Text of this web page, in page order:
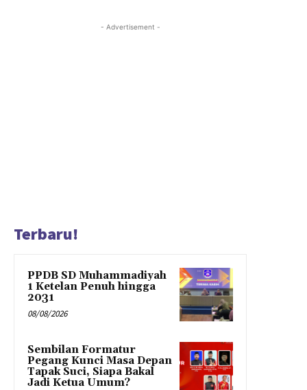
- Advertisement -
Terbaru!
PPDB SD Muhammadiyah
1 Ketelan Penuh hingga
2031
08/08/2026
Sembilan Formatur
Pegang Kunci Masa Depan
Tapak Suci, Siapa Bakal
Jadi Ketua Umum?